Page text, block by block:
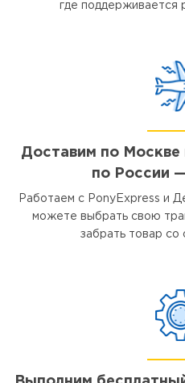
где поддерживается
Доставим по
по России
Работаем с PonyExpress и
можете выбрать свою
забрать товар со